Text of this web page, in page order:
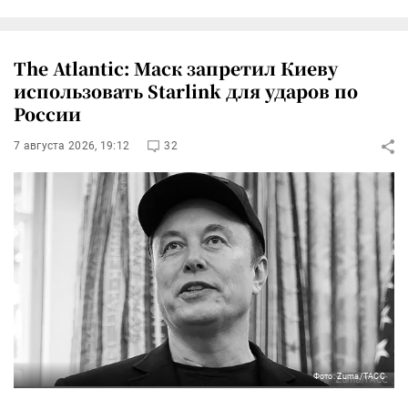
The Atlantic: Маск запретил Киеву
использовать Starlink для ударов по
России
7 августа 2026, 19:12 32
Фото: Zuma/ТАСС